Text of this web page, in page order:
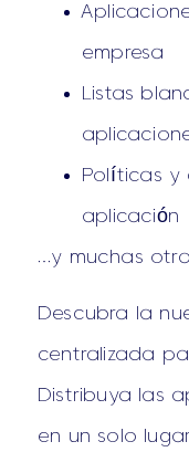
empresa
Listas
Políticas y
aplicación
…y muchas
Descubra la
centralizada
Distribuya las
en un solo